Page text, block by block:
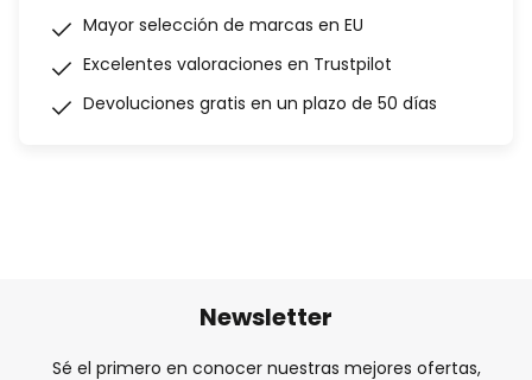
Mayor selección de marcas en EU
Excelentes valoraciones en Trustpilot
Devoluciones gratis en un plazo de 50 días
Newsletter
Sé el primero en conocer nuestras mejores ofertas,